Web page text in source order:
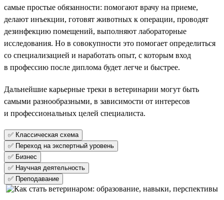
самые простые обязанности: помогают врачу на приеме,
делают инъекции, готовят животных к операции, проводят
дезинфекцию помещений, выполняют лабораторные
исследования. Но в совокупности это помогает определиться
со специализацией и наработать опыт, с которым вход
в профессию после диплома будет легче и быстрее.
Дальнейшие карьерные треки в ветеринарии могут быть
самыми разнообразными, в зависимости от интересов
и профессиональных целей специалиста.
✅ Классическая схема
✅ Переход на экспертный уровень
✅ Бизнес
✅ Научная деятельность
✅ Преподавание